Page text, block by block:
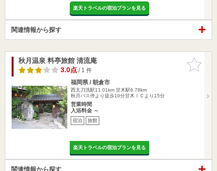
楽天トラベルの宿泊プランを見る
関連情報から探す
お気に入
りに追加
秋月温泉 料亭旅館 清流庵
3.0点/ 1 件
福岡県 / 朝倉市
西太刀洗駅11.01km 甘木駅6.78km
秋月バス停より徒歩10分甘木ＩＣより15分
営業時間
入浴料金 ～
宿泊 旅館
楽天トラベルの宿泊プランを見る
関連情報から探す